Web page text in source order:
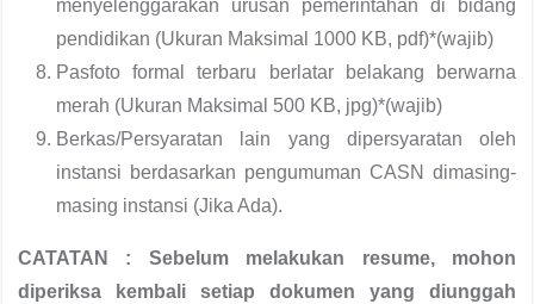
menyelenggarakan urusan pemerintahan di bidang
pendidikan (Ukuran Maksimal 1000 KB, pdf)*(wajib)
Pasfoto formal terbaru berlatar belakang berwarna
merah (Ukuran Maksimal 500 KB, jpg)*(wajib)
Berkas/Persyaratan lain yang dipersyaratan oleh
instansi berdasarkan pengumuman CASN dimasing-
masing instansi (Jika Ada).
CATATAN : Sebelum melakukan resume, mohon
diperiksa kembali setiap dokumen yang diunggah